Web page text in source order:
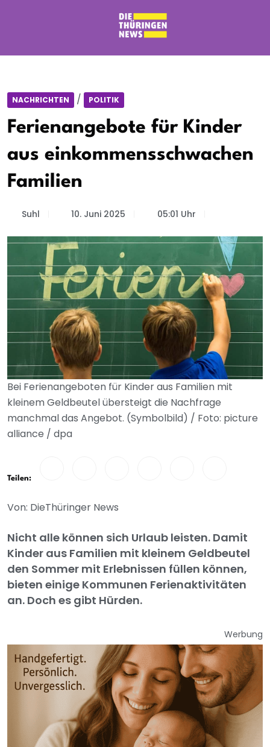
NACHRICHTEN / POLITIK
Ferienangebote für Kinder
aus einkommensschwachen
Familien
Suhl 10. Juni 2025 05:01 Uhr
Bei Ferienangeboten für Kinder aus Familien mit
kleinem Geldbeutel übersteigt die Nachfrage
manchmal das Angebot. (Symbolbild) / Foto: picture
alliance / dpa
Teilen:
Von: DieThüringer News
Nicht alle können sich Urlaub leisten. Damit
Kinder aus Familien mit kleinem Geldbeutel
den Sommer mit Erlebnissen füllen können,
bieten einige Kommunen Ferienaktivitäten
an. Doch es gibt Hürden.
Werbung